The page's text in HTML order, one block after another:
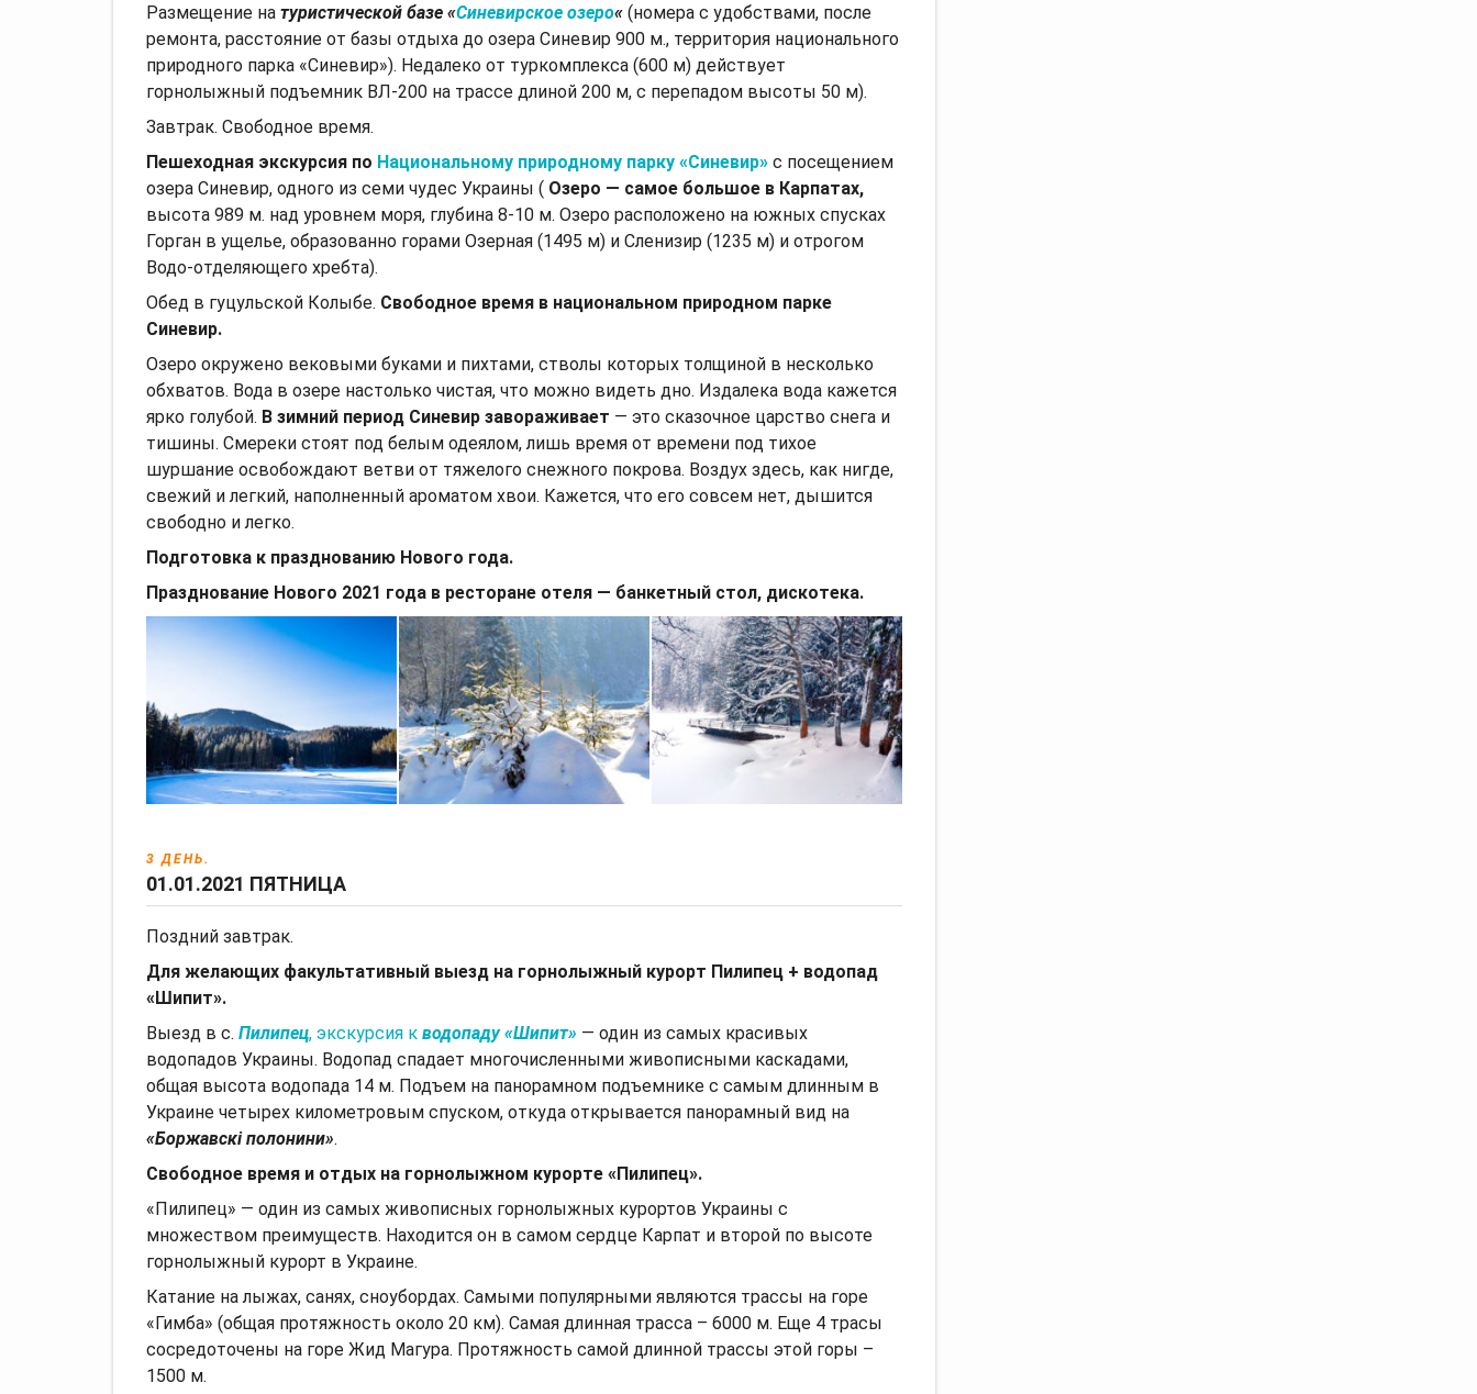
Размещение на туристической базе «Синевирское озеро« (номера с удобствами, после
ремонта, расстояние от базы отдыха до озера Синевир 900 м., территория национального
природного парка «Синевир»). Недалеко от туркомплекса (600 м) действует
горнолыжный подъемник ВЛ-200 на трассе длиной 200 м, с перепадом высоты 50 м).
Завтрак. Свободное время.
Пешеходная экскурсия по Национальному природному парку «Синевир» с посещением
озера Синевир, одного из семи чудес Украины ( Озеро — самое большое в Карпатах,
высота 989 м. над уровнем моря, глубина 8-10 м. Озеро расположено на южных спусках
Горган в ущелье, образованно горами Озерная (1495 м) и Сленизир (1235 м) и отрогом
Водо-отделяющего хребта).
Обед в гуцульской Колыбе. Свободное время в национальном природном парке
Синевир.
Озеро окружено вековыми буками и пихтами, стволы которых толщиной в несколько
обхватов. Вода в озере настолько чистая, что можно видеть дно. Издалека вода кажется
ярко голубой. В зимний период Синевир завораживает — это сказочное царство снега и
тишины. Смереки стоят под белым одеялом, лишь время от времени под тихое
шуршание освобождают ветви от тяжелого снежного покрова. Воздух здесь, как нигде,
свежий и легкий, наполненный ароматом хвои. Кажется, что его совсем нет, дышится
свободно и легко.
Подготовка к празднованию Нового года.
Празднование Нового 2021 года в ресторане отеля — банкетный стол, дискотека.
3 ДЕНЬ.
01.01.2021 ПЯТНИЦА
Поздний завтрак.
Для желающих факультативный выезд на горнолыжный курорт Пилипец + водопад
«Шипит».
Выезд в с. Пилипец, экскурсия к водопаду «Шипит» — один из самых красивых
водопадов Украины. Водопад спадает многочисленными живописными каскадами,
общая высота водопада 14 м. Подъем на панорамном подъемнике с самым длинным в
Украине четырех километровым спуском, откуда открывается панорамный вид на
«Боржавскі полонини».
Свободное время и отдых на горнолыжном курорте «Пилипец».
«Пилипец» — один из самых живописных горнолыжных курортов Украины с
множеством преимуществ. Находится он в самом сердце Карпат и второй по высоте
горнолыжный курорт в Украине.
Катание на лыжах, санях, сноубордах. Самыми популярными являются трассы на горе
«Гимба» (общая протяжность около 20 км). Самая длинная трасса – 6000 м. Еще 4 трасы
сосредоточены на горе Жид Магура. Протяжность самой длинной трассы этой горы –
1500 м.